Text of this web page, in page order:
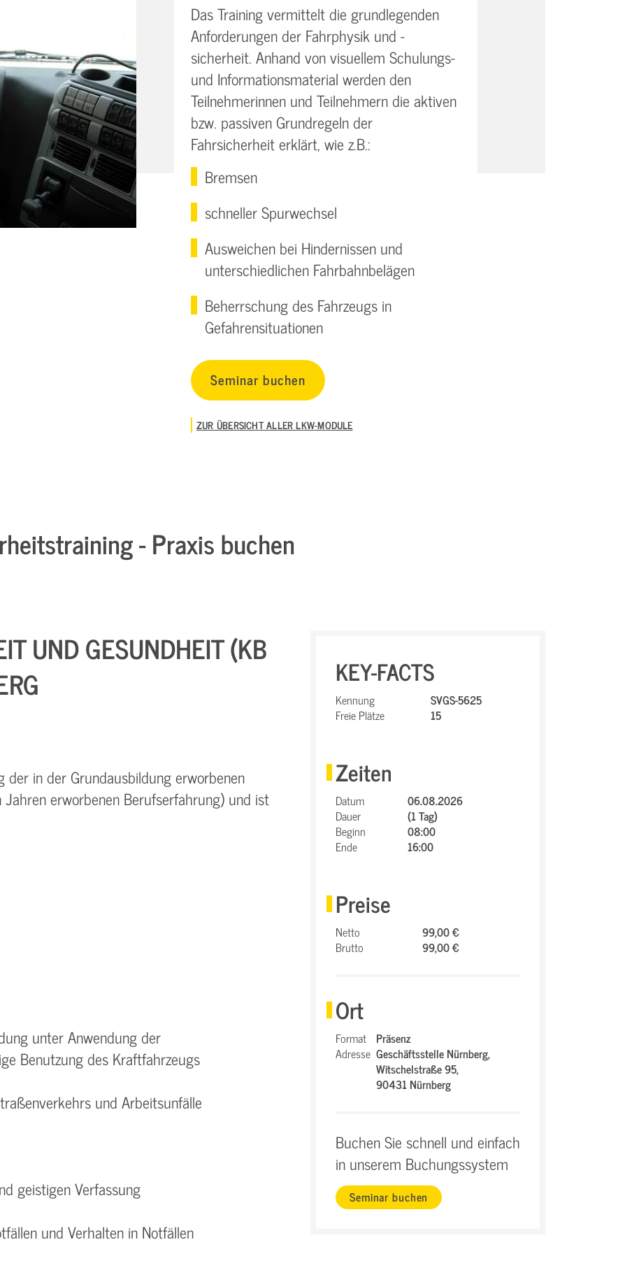
Das Training vermittelt die grundlegenden
Anforderungen der Fahrphysik und -
sicherheit. Anhand von visuellem Schulungs-
und Informationsmaterial werden den
Teilnehmerinnen und Teilnehmern die aktiven
bzw. passiven Grundregeln der
Fahrsicherheit erklärt, wie z.B.:
Bremsen
schneller Spurwechsel
Ausweichen bei Hindernissen und
unterschiedlichen Fahrbahnbelägen
Beherrschung des Fahrzeugs in
Gefahrensituationen
Seminar buchen
ZUR ÜBERSICHT ALLER LKW-MODULE
- Praxis buchen
UND GESUNDHEIT (KB
in der Grundausbildung erworbenen
erworbenen Berufserfahrung) und ist
unter Anwendung der
Benutzung des Kraftfahrzeugs
und Arbeitsunfälle
geistigen Verfassung
und Verhalten in Notfällen
KEY-FACTS
Kennung
SVGS-5625
Freie Plätze
15
Zeiten
Datum
06.08.2026
Dauer
(1 Tag)
Beginn
08:00
Ende
16:00
Preise
Netto
99,00 €
Brutto
99,00 €
Ort
Format Präsenz
Adresse Geschäftsstelle Nürnberg,
Witschelstraße 95,
90431 Nürnberg
Buchen Sie schnell und einfach
in unserem Buchungssystem
Seminar buchen